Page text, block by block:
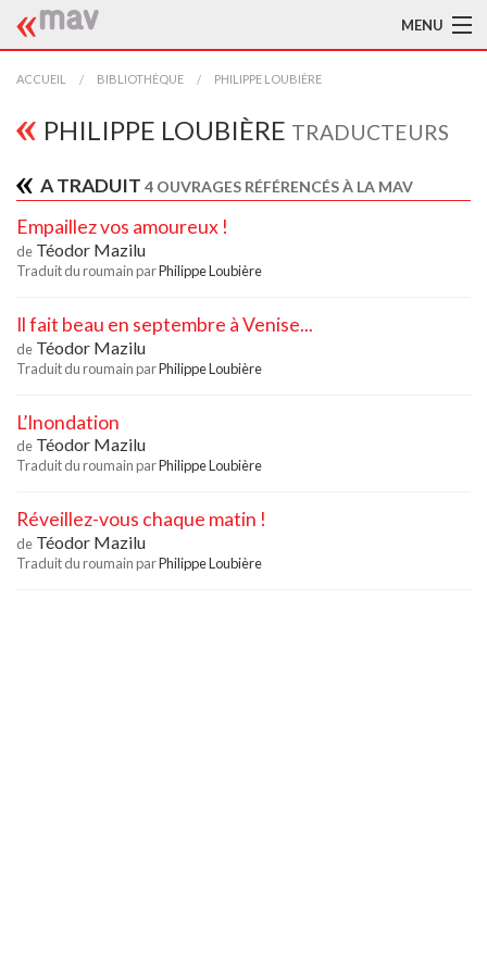
MENU
ACCUEIL
LA MAV
TRADUCTEURS
AIDE À LA TRADUCTION
À L'AFFICHE
ACCUEIL BIBLIOTHÈQUE PHILIPPE LOUBIÈRE
PHILIPPE LOUBIÈRE TRADUCTEURS
A TRADUIT 4 OUVRAGES RÉFÉRENCÉS À LA MAV
Empaillez vos amoureux !
de Téodor Mazilu
Traduit du roumain parPhilippe Loubière
Il fait beau en septembre à Venise...
de Téodor Mazilu
Traduit du roumain parPhilippe Loubière
L’Inondation
de Téodor Mazilu
Traduit du roumain parPhilippe Loubière
Réveillez-vous chaque matin !
de Téodor Mazilu
Traduit du roumain parPhilippe Loubière